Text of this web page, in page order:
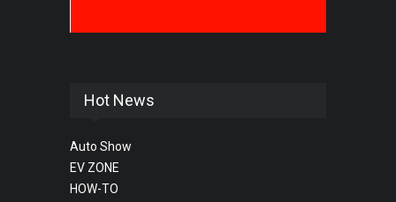
Hot News
Auto Show
EV ZONE
HOW-TO